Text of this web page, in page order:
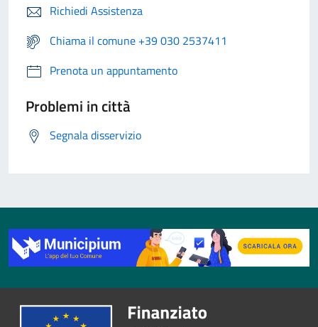
Richiedi Assistenza
Chiama il comune +39 030 2537411
Prenota un appuntamento
Problemi in città
Segnala disservizio